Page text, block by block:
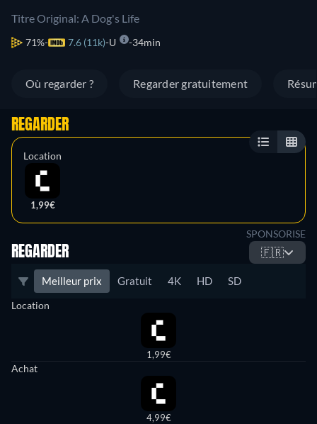
Titre Original: A Dog's Life
71% 7.6 (11k) U 34min
Où regarder ? Regarder gratuitement
REGARDER
Location
1,99€
SPONSORISE
REGARDER 🇫🇷
Meilleur prix Gratuit 4K HD SD
Location
1,99€
Achat
4,99€